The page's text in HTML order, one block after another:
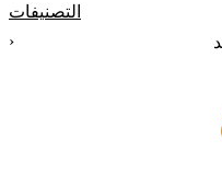
التصنيفات
‹